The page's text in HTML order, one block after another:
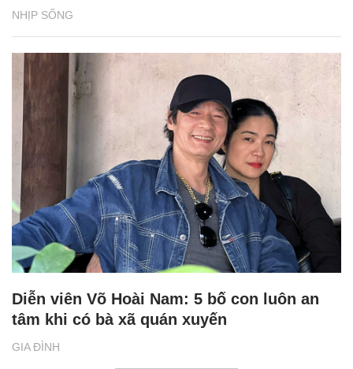
NHỊP SỐNG
GIA ĐÌNH
Diễn viên Võ Hoài Nam: 5 bố con luôn an
tâm khi có bà xã quán xuyến